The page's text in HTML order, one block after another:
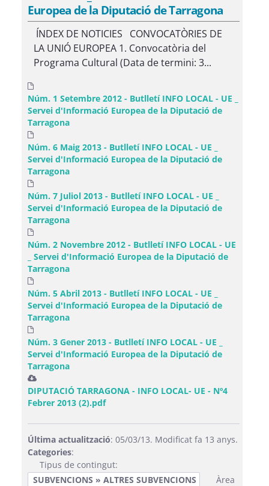
Europea de la Diputació de Tarragona
ÍNDEX DE NOTICIES CONVOCATÒRIES DE
LA UNIÓ EUROPEA 1. Convocatòria del
Programa Cultural (Data de termini: 3...
Núm. 1 Setembre 2012 - Butlletí INFO LOCAL - UE _
Servei d'Informació Europea de la Diputació de
Tarragona
Núm. 6 Maig 2013 - Butlletí INFO LOCAL - UE _
Servei d'Informació Europea de la Diputació de
Tarragona
Núm. 7 Juliol 2013 - Butlletí INFO LOCAL - UE _
Servei d'Informació Europea de la Diputació de
Tarragona
Núm. 2 Novembre 2012 - Butlletí INFO LOCAL - UE
_ Servei d'Informació Europea de la Diputació de
Tarragona
Núm. 5 Abril 2013 - Butlletí INFO LOCAL - UE _
Servei d'Informació Europea de la Diputació de
Tarragona
Núm. 3 Gener 2013 - Butlletí INFO LOCAL - UE _
Servei d'Informació Europea de la Diputació de
Tarragona
DIPUTACIÓ TARRAGONA - INFO LOCAL- UE - Nº4
Febrer 2013 (2).pdf
Última actualització: 05/03/13. Modificat fa 13 anys.
Categories:
Tipus de contingut:
SUBVENCIONS » ALTRES SUBVENCIONS
Àrea